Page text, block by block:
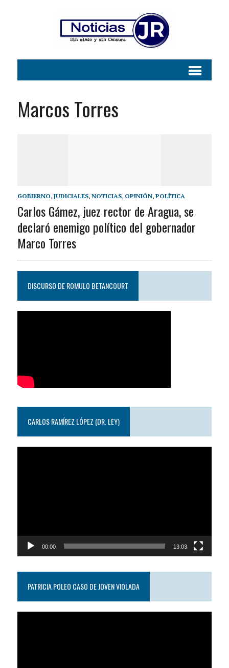
Marcos Torres
GOBIERNO, JUDICIALES, NOTICIAS, OPINIÓN, POLÍTICA
Carlos Gámez, juez rector de Aragua, se
declaró enemigo político del gobernador
Marco Torres
DISCURSO DE ROMULO BETANCOURT
CARLOS RAMÍREZ LÓPEZ (DR. LEY)
00:00 13:03
PATRICIA POLEO CASO DE JOVEN VIOLADA